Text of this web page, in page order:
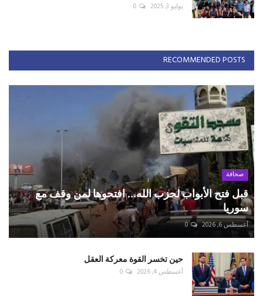
يوليو 3, 2025 0
RECOMMENDED POSTS
صحافة
قبل فتح الأبواب لحزب الله... افتحوها لمن وقف مع
سوريا
أغسطس 6, 2026 0
حين تخسر القوة معركة العقل
أغسطس 4, 2026 0